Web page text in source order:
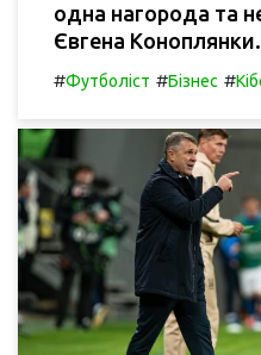
одна нагорода та
Євгена Коноплянки.
#Футболіст #Бізнес #